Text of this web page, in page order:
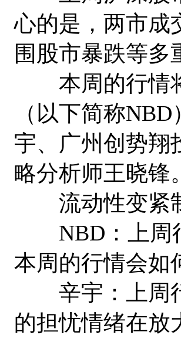
心的是，两市成
围股市暴跌等多
本周的行情将
（以下简称
宇、广州创势翔
略分析师王晓锋。
流动性变紧
NBD：上周行
本周的行情会如
辛宇：上周行
的担忧情绪在放